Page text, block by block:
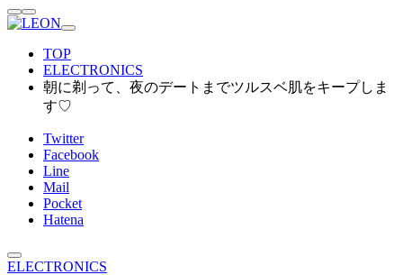
TOP
ELECTRONICS
朝に剃って、夜のデートまでツルスベ肌をキープしま
す♡
Twitter
Facebook
Line
Mail
Pocket
Hatena
ELECTRONICS